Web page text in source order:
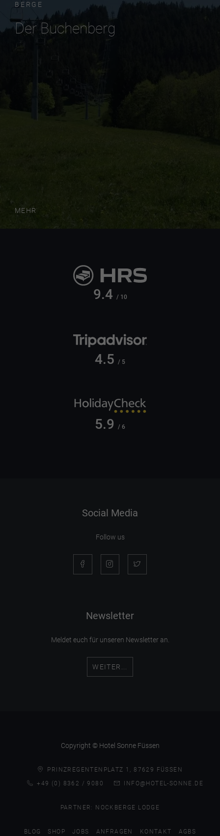
BERGE
Der Buchenberg
MEHR
9.4 / 10
4.5 / 5
5.9 / 6
Social Media
Follow us
Newsletter
Meldet euch für unseren Newsletter an.
WEITER...
Copyright © Hotel Sonne Füssen
PRINZREGENTENPLATZ 1, 87629 FÜSSEN
+49 (0) 8362 / 9080
INFO@HOTEL-SONNE.DE
PARTNER: NOCKBERGE LODGE
BLOG SHOP JOBS ANFRAGEN KONTAKT AGBS